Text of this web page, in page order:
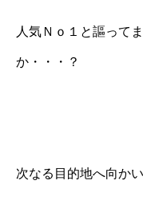
人気Ｎｏ１と謳って
か・・・？
次なる目的地へ向か